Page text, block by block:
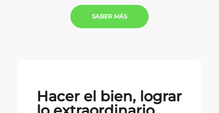
SABER MÁS
Hacer el bien, lograr